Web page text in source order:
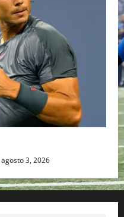
agosto 3, 2026